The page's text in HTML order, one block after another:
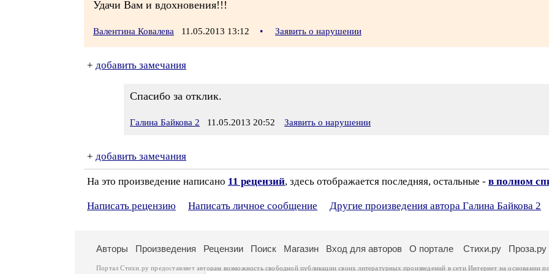
Удачи Вам и вдохновения!!!
Валентина Ковалева 11.05.2013 13:12 • Заявить о нарушении
+ добавить замечания
Спасибо за отклик.
Галина Байкова 2 11.05.2013 20:52 Заявить о нарушении
+ добавить замечания
На это произведение написано 11 рецензий, здесь отображается последняя, остальные - в полном
Написать рецензию Написать личное сообщение Другие произведения автора Галина Байкова 2
Авторы Произведения Рецензии Поиск Магазин Вход для авторов О портале Стихи.ру Проза.ру
Портал Стихи.ру предоставляет авторам возможность свободной публикации своих литературных произведений в сети Интернет на основании